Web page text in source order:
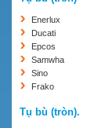
Enerlux
Ducati
Epcos
Samwha
Sino
Frako
Tụ bù (tròn).